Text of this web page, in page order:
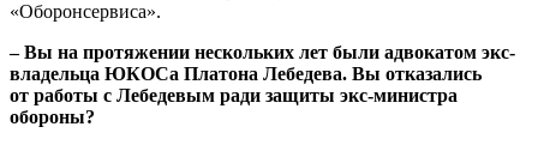
«Оборонсервиса».
– Вы на протяжении нескольких лет были адвокатом экс-
владельца ЮКОСа Платона Лебедева. Вы отказались
от работы с Лебедевым ради защиты экс-министра
обороны?